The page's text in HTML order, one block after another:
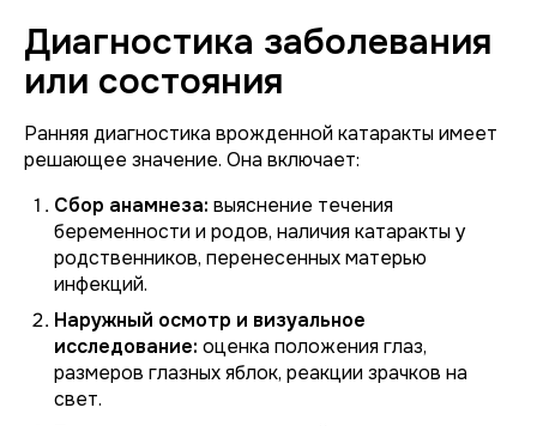
Диагностика заболевания
или состояния
Ранняя диагностика врожденной катаракты имеет
решающее значение. Она включает:
Сбор анамнеза: выяснение течения
беременности и родов, наличия катаракты у
родственников, перенесенных матерью
инфекций.
Наружный осмотр и визуальное
исследование: оценка положения глаз,
размеров глазных яблок, реакции зрачков на
свет.